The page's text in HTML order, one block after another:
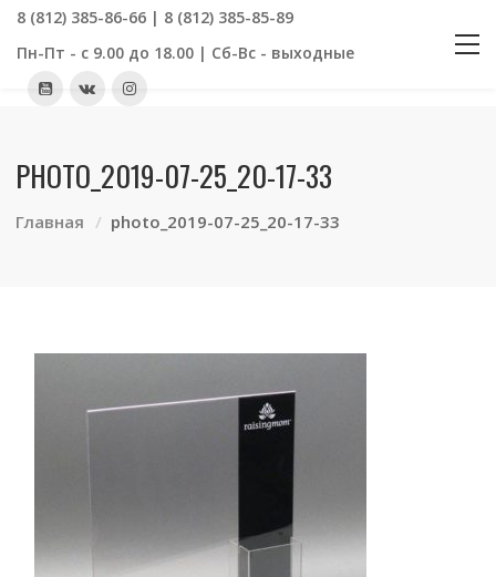
8 (812) 385-86-66 | 8 (812) 385-85-89
Пн-Пт - с 9.00 до 18.00 | Сб-Вс - выходные
PHOTO_2019-07-25_20-17-33
Главная photo_2019-07-25_20-17-33